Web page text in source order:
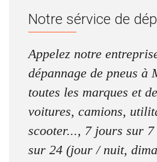
Notre sérvice de
Appelez notre
dépannage de pneus à
toutes les marques et
voitures, camions,
scooter..., 7 jours sur 7
sur 24 (jour / nuit,